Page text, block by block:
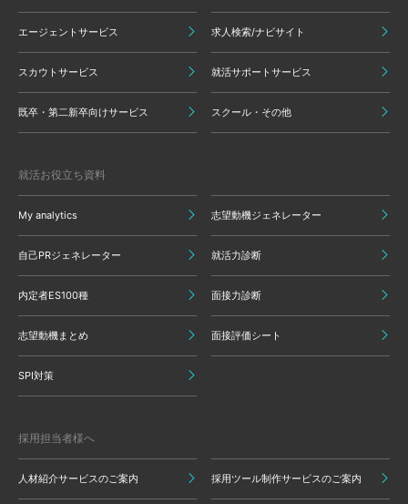
エージェントサービス 求人検索/ナビサイト
スカウトサービス 就活サポートサービス
既卒・第二新卒向けサービス スクール・その他
就活お役立ち資料
My analytics 志望動機ジェネレーター
自己PRジェネレーター 就活力診断
内定者ES100種 面接力診断
志望動機まとめ 面接評価シート
SPI対策
採用担当者様へ
人材紹介サービスのご案内 採用ツール制作サービスのご案内